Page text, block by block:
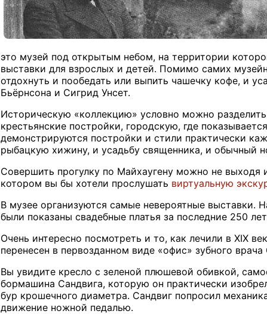
это музей под открытым небом, на территории
выставки для взрослых и детей. Помимо самих
отдохнуть и пообедать или выпить чашечку кофе, и
Бьёрнсона и Сигрид Унсет.
Историческую «коллекцию» условно можно
крестьянские постройки, городскую, где
демонстрируются постройки и стили практически
рыбацкую хижину, и усадьбу священника, и обычный
Совершить прогулку по Майхаугену можно не выходя
котором вы бы хотели прослушать виртуальную
В музее организуются самые невероятные выставки.
были показаны свадебные платья за последние 250
Очень интересно посмотреть и то, как лечили в XIX
перенесен в первозданном виде «офис» зубного
Вы увидите кресло с зеленой плюшевой обивкой,
бормашина Сандвига, которую он практически
бур крошечного диаметра. Сандвиг попросил
движение ножной педалью.